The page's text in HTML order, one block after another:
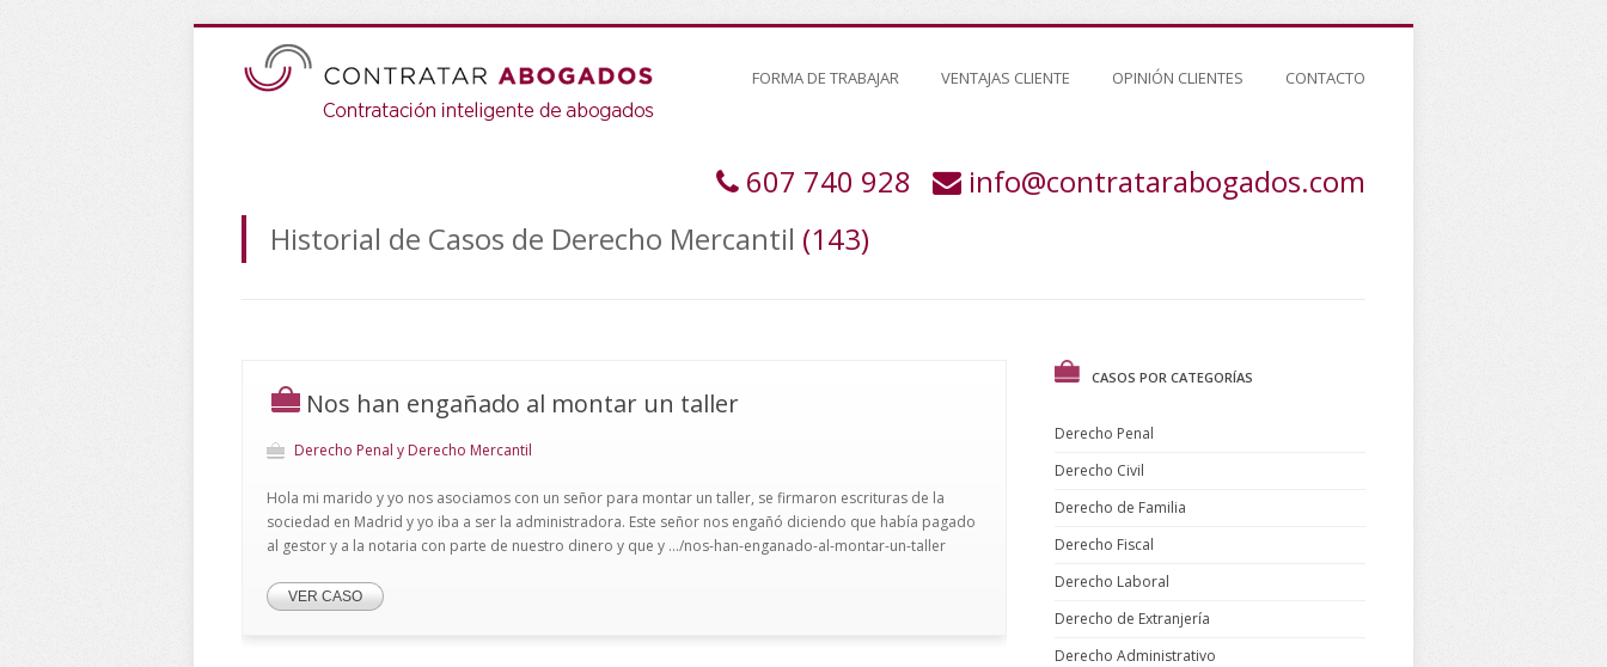
FORMA DE TRABAJAR VENTAJAS CLIENTE OPINIÓN CLIENTES CONTACTO
607 740 928
info@contratarabogados.com
Historial de Casos de Derecho Mercantil (143)
Nos han engañado al montar un taller
Derecho Penal y Derecho Mercantil
Hola mi marido y yo nos asociamos con un señor para montar un taller, se firmaron escrituras de la
sociedad en Madrid y yo iba a ser la administradora. Este señor nos engañó diciendo que había pagado
al gestor y a la notaria con parte de nuestro dinero y que y .../nos-han-enganado-al-montar-un-taller
VER CASO
CASOS POR CATEGORÍAS
Derecho Penal
Derecho Civil
Derecho de Familia
Derecho Fiscal
Derecho Laboral
Derecho de Extranjería
Derecho Administrativo